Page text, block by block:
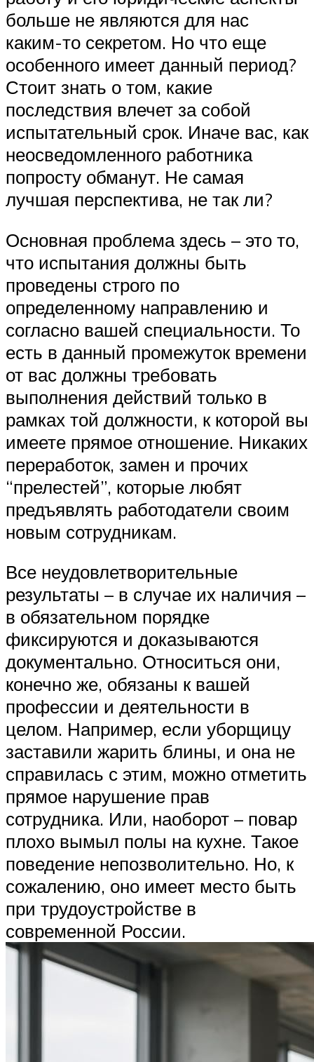
больше не являются для нас
каким-то секретом. Но что еще
особенного имеет данный период?
Стоит знать о том, какие
последствия влечет за собой
испытательный срок. Иначе вас, как
неосведомленного работника
попросту обманут. Не самая
лучшая перспектива, не так ли?
Основная проблема здесь – это то,
что испытания должны быть
проведены строго по
определенному направлению и
согласно вашей специальности. То
есть в данный промежуток времени
от вас должны требовать
выполнения действий только в
рамках той должности, к которой вы
имеете прямое отношение. Никаких
переработок, замен и прочих
“прелестей”, которые любят
предъявлять работодатели своим
новым сотрудникам.
Все неудовлетворительные
результаты – в случае их наличия –
в обязательном порядке
фиксируются и доказываются
документально. Относиться они,
конечно же, обязаны к вашей
профессии и деятельности в
целом. Например, если уборщицу
заставили жарить блины, и она не
справилась с этим, можно отметить
прямое нарушение прав
сотрудника. Или, наоборот – повар
плохо вымыл полы на кухне. Такое
поведение непозволительно. Но, к
сожалению, оно имеет место быть
при трудоустройстве в
современной России.